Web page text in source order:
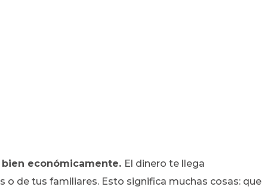
económicamente. El dinero te llega
de tus familiares. Esto significa muchas cosas: que